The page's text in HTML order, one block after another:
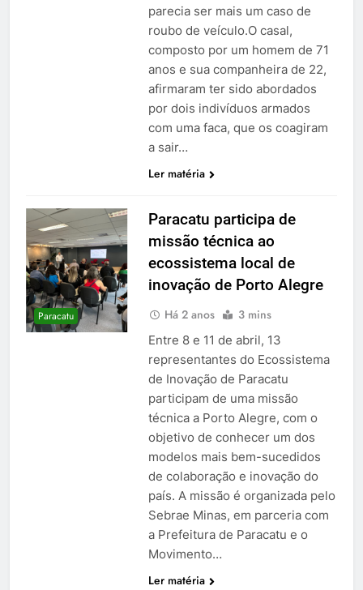
parecia ser mais um caso de
roubo de veículo.O casal,
composto por um homem de 71
anos e sua companheira de 22,
afirmaram ter sido abordados
por dois indivíduos armados
com uma faca, que os coagiram
a sair…
Ler matéria
Paracatu
Paracatu participa de
missão técnica ao
ecossistema local de
inovação de Porto Alegre
Há 2 anos 3 mins
Entre 8 e 11 de abril, 13
representantes do Ecossistema
de Inovação de Paracatu
participam de uma missão
técnica a Porto Alegre, com o
objetivo de conhecer um dos
modelos mais bem-sucedidos
de colaboração e inovação do
país. A missão é organizada pelo
Sebrae Minas, em parceria com
a Prefeitura de Paracatu e o
Movimento…
Ler matéria